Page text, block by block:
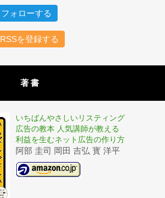
フォローする
RSSを登録する
著書
いちばんやさしいリスティング
広告の教本 人気講師が教える
利益を生むネット広告の作り方
阿部 圭司 岡田 吉弘 寳 洋平